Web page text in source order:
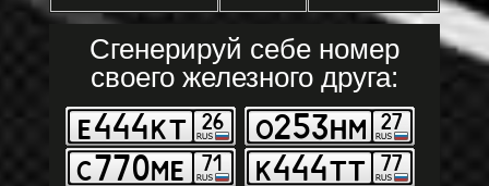
Сгенерируй себе номер
своего железного друга: